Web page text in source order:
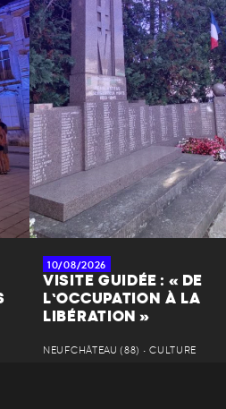
10/08/2026
VISITE GUIDÉE : « DE
L’OCCUPATION À LA
LIBÉRATION »
NEUFCHÂTEAU (88) • CULTURE